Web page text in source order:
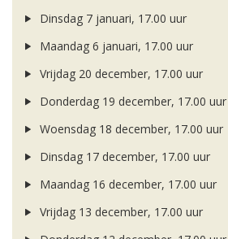
Dinsdag 7 januari, 17.00 uur
Maandag 6 januari, 17.00 uur
Vrijdag 20 december, 17.00 uur
Donderdag 19 december, 17.00 uur
Woensdag 18 december, 17.00 uur
Dinsdag 17 december, 17.00 uur
Maandag 16 december, 17.00 uur
Vrijdag 13 december, 17.00 uur